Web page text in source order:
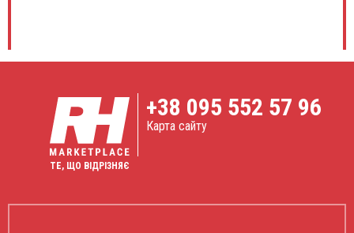
ТЕ, ЩО ВІДРІЗНЯЄ
+38 095 552 57 96
Карта сайту